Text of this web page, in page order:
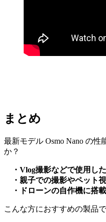
まとめ
最新モデル Osmo Nano の
か？
・Vlog撮影などで使用し
・ 親子での撮影やペット
・
ドローンの自作機に搭
こんな方におすすめの製品で